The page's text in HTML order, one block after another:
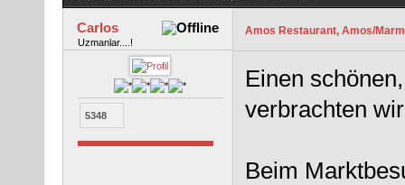
Carlos
Uzmanlar....!
5348
Amos Restaurant, Amos/
Einen
verbrachten
Beim